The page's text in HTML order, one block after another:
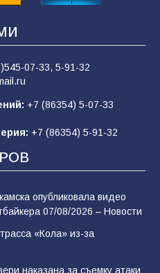
— это
почему
— это
07-33, 5-91-32
+7 (86354) 5-07-33
+7 (86354) 5-91-32
опубликовала видео
07/08/2026 – Новости
«Кола» из-за
наказана за съемку атаки